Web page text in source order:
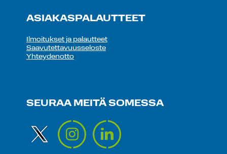
ASIAKASPALAUTTEET
Ilmoitukset ja palautteet
Saavutettavuusseloste
Yhteydenotto
SEURAA MEITÄ SOMESSA